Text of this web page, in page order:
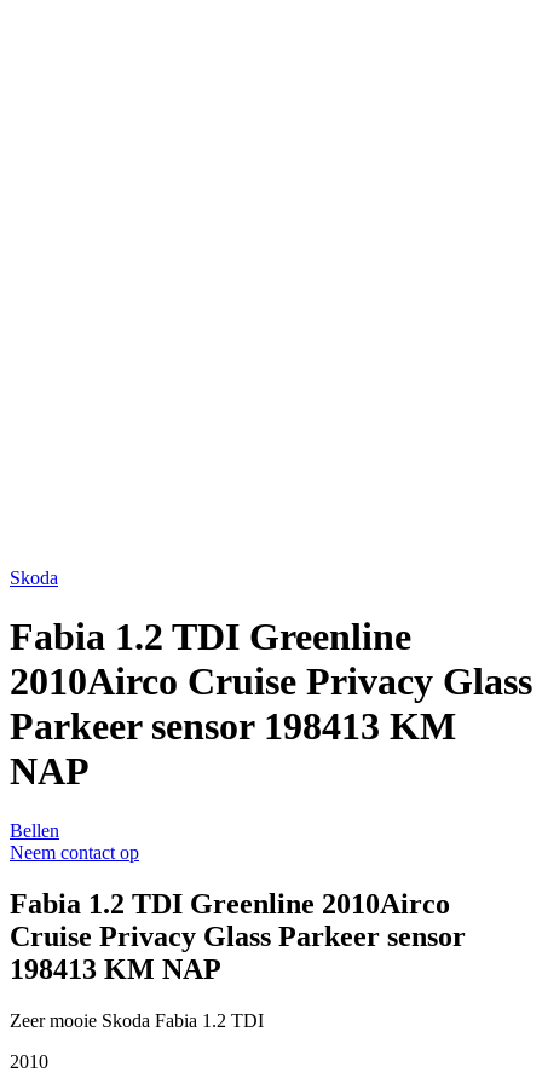
Skoda
Fabia 1.2 TDI Greenline
2010Airco Cruise Privacy Glass
Parkeer sensor 198413 KM
NAP
Bellen
Neem contact op
Fabia 1.2 TDI Greenline 2010Airco
Cruise Privacy Glass Parkeer sensor
198413 KM NAP
Zeer mooie Skoda Fabia 1.2 TDI
2010